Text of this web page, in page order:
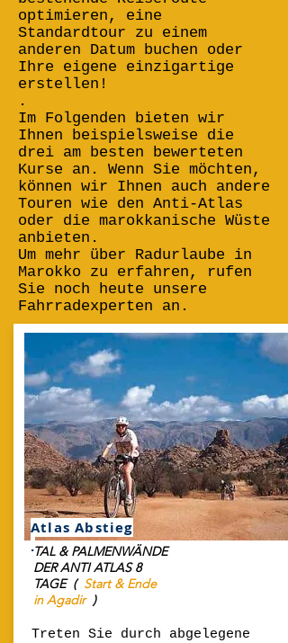
optimieren, eine
Standardtour zu einem
anderen Datum buchen oder
Ihre eigene einzigartige
erstellen!
.
Im Folgenden bieten wir
Ihnen beispielsweise die
drei am besten bewerteten
Kurse an. Wenn Sie möchten,
können wir Ihnen auch andere
Touren wie den Anti-Atlas
oder die marokkanische Wüste
anbieten.
Um mehr über Radurlaube in
Marokko zu erfahren, rufen
Sie noch heute unsere
Fahrradexperten an.
Atlas Abstieg
.TAL & PALMENWÄNDE
DER ANTI ATLAS 8
TAGE ( Start & Ende
in Agadir )
Treten Sie durch abgelegene